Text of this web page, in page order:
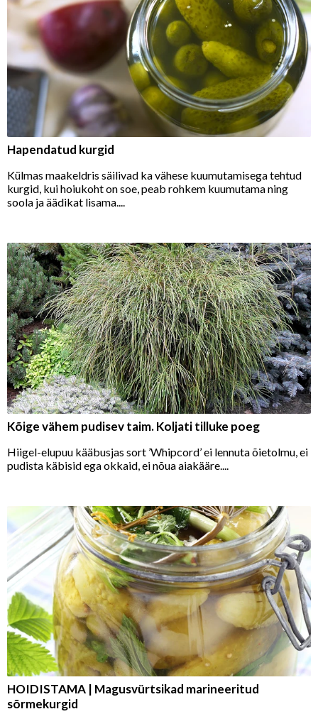
Hapendatud kurgid
Külmas maakeldris säilivad ka vähese kuumutamisega tehtud
kurgid, kui hoiukoht on soe, peab rohkem kuumutama ning
soola ja äädikat lisama....
Kõige vähem pudisev taim. Koljati tilluke poeg
Hiigel-elupuu kääbusjas sort ’Whipcord’ ei lennuta õietolmu, ei
pudista käbisid ega okkaid, ei nõua aiakääre....
HOIDISTAMA | Magusvürtsikad marineeritud
sõrmekurgid